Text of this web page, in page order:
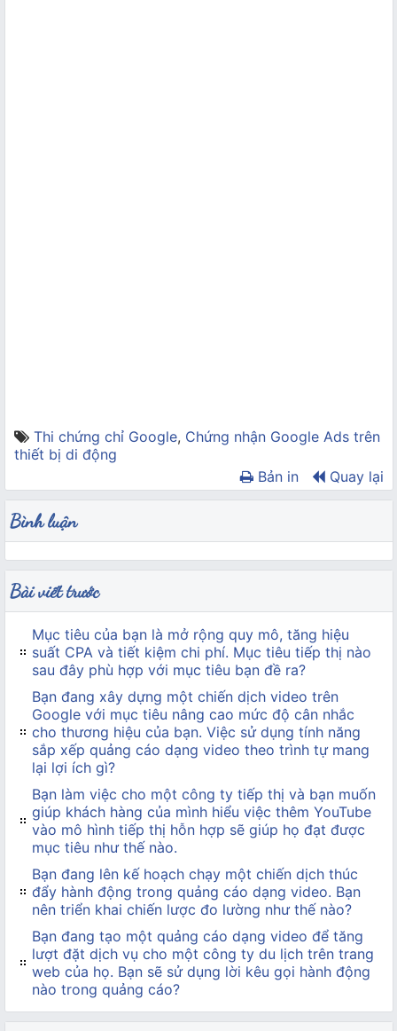
Thi chứng chỉ Google, Chứng nhận Google Ads trên
thiết bị di động
Bản in
Quay lại
Bình luận
Bài viết trước
Mục tiêu của bạn là mở rộng quy mô, tăng hiệu
suất CPA và tiết kiệm chi phí. Mục tiêu tiếp thị nào
sau đây phù hợp với mục tiêu bạn đề ra?
Bạn đang xây dựng một chiến dịch video trên
Google với mục tiêu nâng cao mức độ cân nhắc
cho thương hiệu của bạn. Việc sử dụng tính năng
sắp xếp quảng cáo dạng video theo trình tự mang
lại lợi ích gì?
Bạn làm việc cho một công ty tiếp thị và bạn muốn
giúp khách hàng của mình hiểu việc thêm YouTube
vào mô hình tiếp thị hỗn hợp sẽ giúp họ đạt được
mục tiêu như thế nào.
Bạn đang lên kế hoạch chạy một chiến dịch thúc
đẩy hành động trong quảng cáo dạng video. Bạn
nên triển khai chiến lược đo lường như thế nào?
Bạn đang tạo một quảng cáo dạng video để tăng
lượt đặt dịch vụ cho một công ty du lịch trên trang
web của họ. Bạn sẽ sử dụng lời kêu gọi hành động
nào trong quảng cáo?